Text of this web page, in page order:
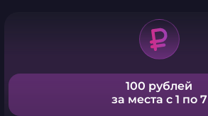
100 рублей
за места с 1 по 7